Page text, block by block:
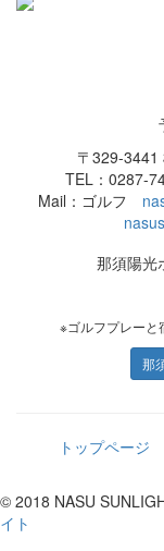
〒329-3441
TEL：0287-
Mail：ゴルフ
那須陽光
※ゴルフプレーと
那
トップページ
© 2018 NASU
イト